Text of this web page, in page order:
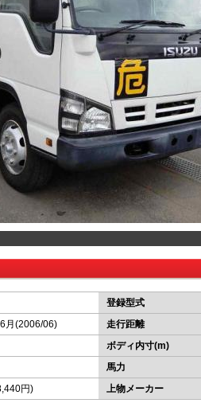
登録型式
月(2006/06)
走行距離
ボディ内寸(m)
馬力
円) 上物メーカー